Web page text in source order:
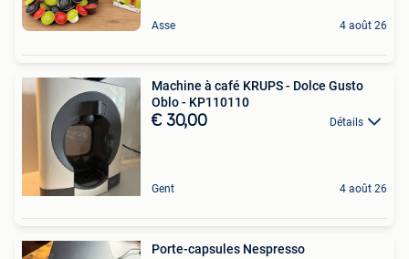
Asse 4 août 26
Machine à café KRUPS - Dolce Gusto
Oblo - KP110110
€ 30,00 Détails
Gent 4 août 26
Porte-capsules Nespresso